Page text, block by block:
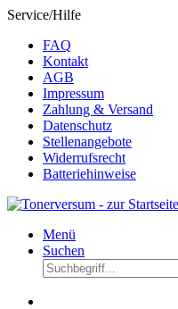
Service/Hilfe
FAQ
Kontakt
AGB
Impressum
Zahlung & Versand
Datenschutz
Stellenangebote
Widerrufsrecht
Batteriehinweise
Menü
Suchen